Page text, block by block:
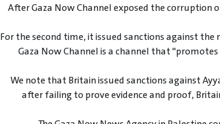
After Gaza Now Channel exposed the
For the second time, it issued sanctions against
Gaza Now Channel is a channel that
We note that Britain issued sanctions against
after failing to prove evidence and proof,